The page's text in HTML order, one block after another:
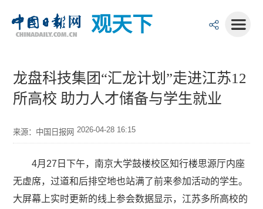
观天下
龙盘科技集团“汇龙计划”走进江苏12
所高校 助力人才储备与学生就业
来源：中国日报网 2026-04-28 16:15
4月27日下午，南京大学鼓楼校区知行楼思源厅内座
无虚席，过道和后排空地也站满了前来参加活动的学生。
大屏幕上实时更新的线上参会数据显示，江苏多所高校的